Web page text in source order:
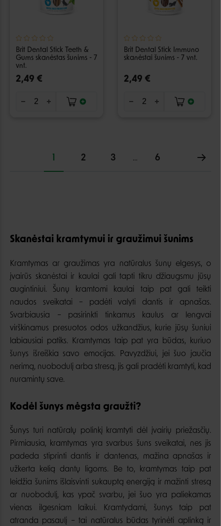
Brit Dental Stick Teeth &
Gums skanėstas šunims - 7
vnt.
2,49 €
Brit Dental Stick Immuno
skanėstai šunims - 7 vnt.
2,49 €
1 2 3 … 6
Skanėstai kramtymui ir graužimui šunims
Kramtymas ar graužimas yra natūralus šunų elgesys, o
įvairūs skanėstai ir kaulai gali tapti tikru džiaugsmu jūsų
augintiniui. Šunų kramtomi kaulai taip pat gali teikti
naudos sveikatai – padėti valyti dantis ir apnašas.
Svarbiausia – pasirinkti tinkamus kaulus ar lengvai
virškinamus presuotos odos užkandžius, kurie jūsų šuniui
labiausiai patiks. Kramtymas taip pat yra būdas, kuriuo
šunys išreiškia savo emocijas. Pavyzdžiui, jei šuo jaučia
nerimą, nuobodulį arba stresą, jis gali pradėti kramtyti, kad
nuramintų save.
Kodėl šunys mėgsta graužti?
Šunys turi natūralų polinkį kramtyti dėl įvairių priežasčių.
Pirmiausia, kramtymas yra svarbus šuns sveikatai, nes jis
padeda stiprinti dantis ir dantenas, mažina apnašas ir
užkerta kelią dantų ligoms. Be to, kramtymas taip pat
leidžia šunims išlaisvinti sukauptą energiją ir mažinti stresą
ar nuobodulį, kas ypač svarbu, jei šuo yra paliekamas
vienas ilgesniam laikui. Kramtydami, šunys taip pat
atranda pasaulį – tai natūralus būdas tyrinėti aplinką ir